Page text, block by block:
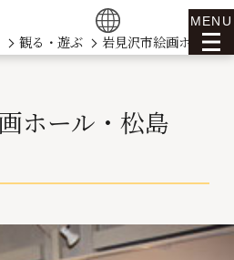
MENU
観る・遊ぶ 岩見沢市絵画ホール
ホール・松島